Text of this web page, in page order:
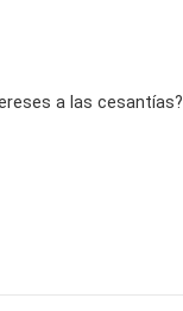
a las cesantías?